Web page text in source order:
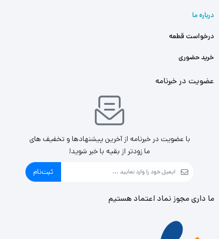
درباره ما
درخواست قطعه
خرید حضوری
عضویت در خبرنامه
با عضویت در خبرنامه از آخرین پیشنهادها و تخفیف های
ما زودتر از بقیه با خبر شوید!
ثبت‌نام
ما داری مجوز نماد اعتماد هستیم